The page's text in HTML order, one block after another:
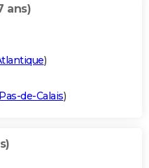
ans)
)
de-Calais)